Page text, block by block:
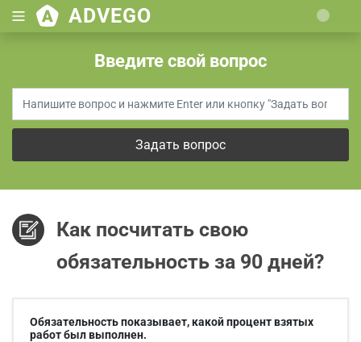
ADVEGO
Введите свой вопрос
Задать вопрос
Как посчитать свою
обязательность за 90 дней?
Обязательность показывает, какой процент взятых
работ был выполнен.